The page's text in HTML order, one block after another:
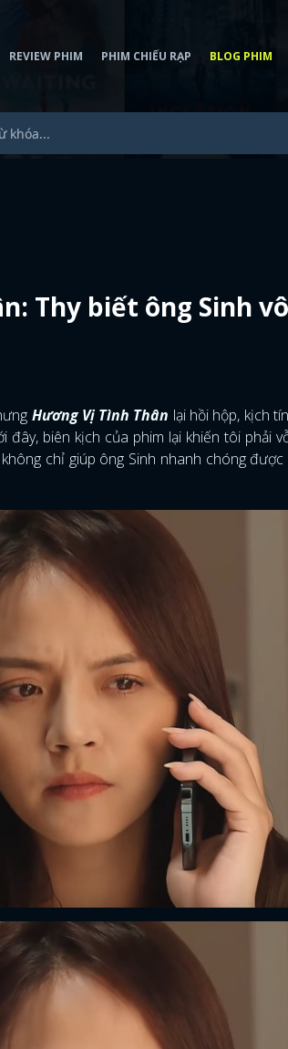
REVIEW PHIM PHIM CHIẾU RẠP BLOG PHIM
Thy biết ông Sinh
Hương Vị Tình Thân lại hồi hộp, kịch
đây, biên kịch của phim lại khiến tôi phải
chỉ giúp ông Sinh nhanh chóng